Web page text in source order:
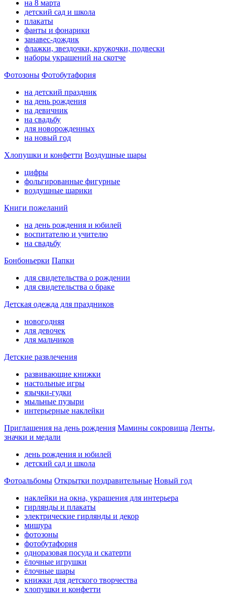
на 8 марта
детский сад и школа
плакаты
фанты и фонарики
занавес-дождик
флажки, звездочки, кружочки, подвески
наборы украшений на скотче
Фотозоны Фотобутафория
на детский праздник
на день рождения
на девичник
на свадьбу
для новорожденных
на новый год
Хлопушки и конфетти Воздушные шары
цифры
фольгированные фигурные
воздушные шарики
Книги пожеланий
на день рождения и юбилей
воспитателю и учителю
на свадьбу
Бонбоньерки Папки
для свидетельства о рождении
для свидетельства о браке
Детская одежда для праздников
новогодняя
для девочек
для мальчиков
Детские развлечения
развивающие книжки
настольные игры
язычки-гудки
мыльные пузыри
интерьерные наклейки
Приглашения на день рождения Мамины сокровища Ленты,
значки и медали
день рождения и юбилей
детский сад и школа
Фотоальбомы Открытки поздравительные Новый год
наклейки на окна, украшения для интерьера
гирлянды и плакаты
электрические гирлянды и декор
мишура
фотозоны
фотобутафория
одноразовая посуда и скатерти
ёлочные игрушки
ёлочные шары
книжки для детского творчества
хлопушки и конфетти